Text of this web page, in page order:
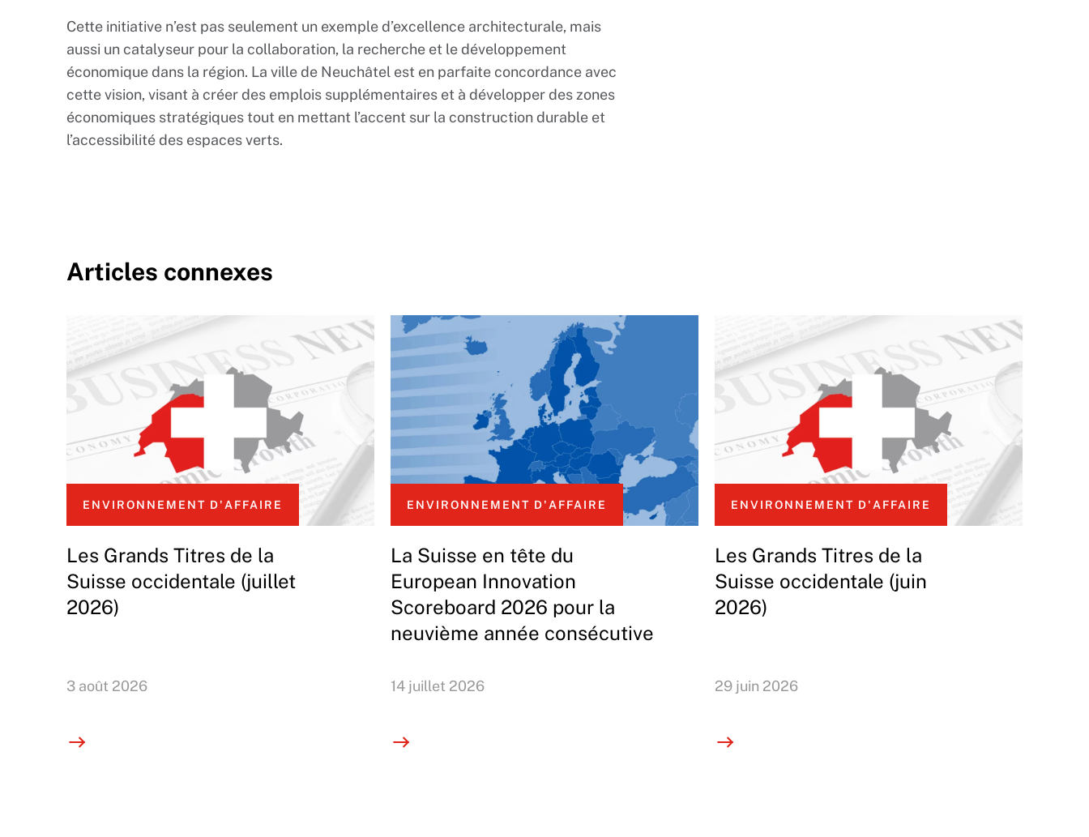
Cette initiative n’est pas seulement un exemple d’excellence architecturale, mais
aussi un catalyseur pour la collaboration, la recherche et le développement
économique dans la région. La ville de Neuchâtel est en parfaite concordance avec
cette vision, visant à créer des emplois supplémentaires et à développer des zones
économiques stratégiques tout en mettant l’accent sur la construction durable et
l’accessibilité des espaces verts.
Articles connexes
ENVIRONNEMENT D'AFFAIRE
Les Grands Titres de la
Suisse occidentale (juillet
2026)
3 août 2026
ENVIRONNEMENT D'AFFAIRE
La Suisse en tête du
European Innovation
Scoreboard 2026 pour la
neuvième année consécutive
14 juillet 2026
ENVIRONNEMENT D'AFFAIRE
Les Grands Titres de la
Suisse occidentale (juin
2026)
29 juin 2026